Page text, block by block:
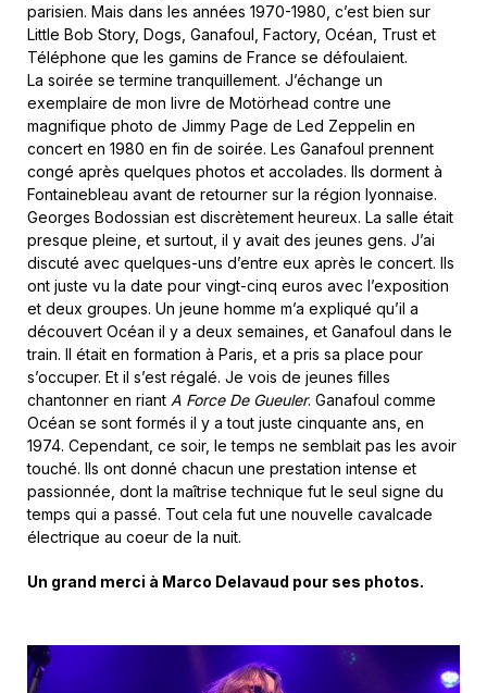
parisien. Mais dans les années 1970-1980, c’est bien sur
Little Bob Story, Dogs, Ganafoul, Factory, Océan, Trust et
Téléphone que les gamins de France se défoulaient.
La soirée se termine tranquillement. J’échange un
exemplaire de mon livre de Motörhead contre une
magnifique photo de Jimmy Page de Led Zeppelin en
concert en 1980 en fin de soirée. Les Ganafoul prennent
congé après quelques photos et accolades. Ils dorment à
Fontainebleau avant de retourner sur la région lyonnaise.
Georges Bodossian est discrètement heureux. La salle était
presque pleine, et surtout, il y avait des jeunes gens. J’ai
discuté avec quelques-uns d’entre eux après le concert. Ils
ont juste vu la date pour vingt-cinq euros avec l’exposition
et deux groupes. Un jeune homme m’a expliqué qu’il a
découvert Océan il y a deux semaines, et Ganafoul dans le
train. Il était en formation à Paris, et a pris sa place pour
s’occuper. Et il s’est régalé. Je vois de jeunes filles
chantonner en riant A Force De Gueuler. Ganafoul comme
Océan se sont formés il y a tout juste cinquante ans, en
1974. Cependant, ce soir, le temps ne semblait pas les avoir
touché. Ils ont donné chacun une prestation intense et
passionnée, dont la maîtrise technique fut le seul signe du
temps qui a passé. Tout cela fut une nouvelle cavalcade
électrique au coeur de la nuit.
Un grand merci à Marco Delavaud pour ses photos.